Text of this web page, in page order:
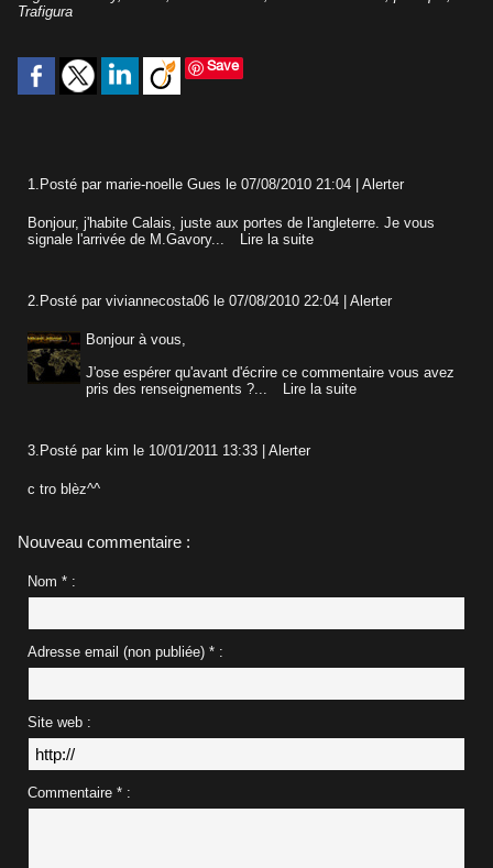
Trafigura
Save
1. Posté par marie-noelle Gues le 07/08/2010 21:04 Alerter
Bonjour, j'habite Calais, juste aux portes de l'angleterre. Je vous
signale l'arrivée de M.Gavory...
Lire la suite
2. Posté par viviannecosta06 le 07/08/2010 22:04 Alerter
Bonjour à vous,
J'ose espérer qu'avant d'écrire ce commentaire vous avez
pris des renseignements ?...
Lire la suite
3. Posté par kim le 10/01/2011 13:33 Alerter
c tro blèz^^
Nouveau commentaire :
Nom * :
Adresse email (non publiée) * :
Site web :
Commentaire * :